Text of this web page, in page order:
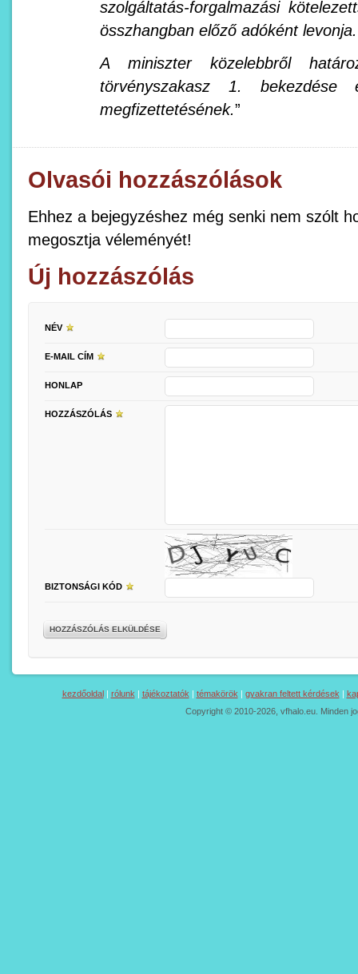
szolgáltatás-forgalmazási
összhangban előző adóként levonja.
A miniszter közelebbről
törvényszakasz 1. bekezdése
megfizettetésének.”
Olvasói hozzászólások
Ehhez a bejegyzéshez még senki nem szólt
megosztja véleményét!
Új hozzászólás
NÉV
E-MAIL CÍM
HONLAP
HOZZÁSZÓLÁS
BIZTONSÁGI KÓD
HOZZÁSZÓLÁS ELKÜLDÉSE
kezdőoldal| rólunk | tájékoztatók | témakörök | gyakran feltett kérdések |
Copyright © 2010-2026, vfhalo.eu. Minden